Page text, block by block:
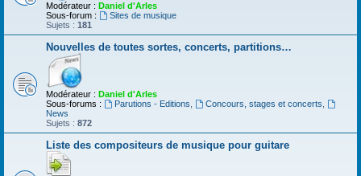
Modérateur : Daniel d'Arles
Sous-forum :
Sites de musique
Sujets : 181
Nouvelles de toutes sortes, concerts, partitions…
Modérateur : Daniel d'Arles
Sous-forums :
Parutions - Editions Concours, stages et concerts
News
Sujets : 872
Liste des compositeurs de musique pour guitare